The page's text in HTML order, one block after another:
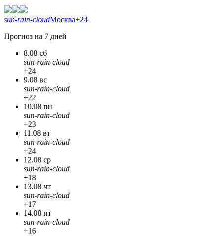
sun-rain-cloudМосква+24
Прогноз на 7 дней
8.08 сб
sun-rain-cloud
+24
9.08 вс
sun-rain-cloud
+22
10.08 пн
sun-rain-cloud
+23
11.08 вт
sun-rain-cloud
+24
12.08 ср
sun-rain-cloud
+18
13.08 чт
sun-rain-cloud
+17
14.08 пт
sun-rain-cloud
+16